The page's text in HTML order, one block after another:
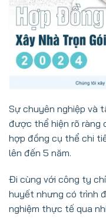
Sự chuyên nghiệp và
được thể hiện rõ ràng
hợp đồng cụ thể chi
lên đến 5 năm.
Đi cùng với công ty
huyết nhưng có trình
nghiệm thực tế qua